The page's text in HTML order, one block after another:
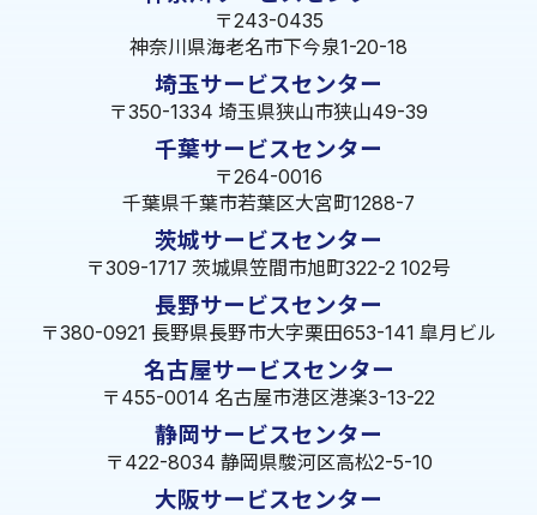
〒243-0435
神奈川県海老名市下今泉1-20-18
埼玉サービスセンター
〒350-1334 埼玉県狭山市狭山49-39
千葉サービスセンター
〒264-0016
千葉県千葉市若葉区大宮町1288-7
茨城サービスセンター
〒309-1717 茨城県笠間市旭町322-2 102号
長野サービスセンター
〒380-0921 長野県長野市大字栗田653-141 皐月ビル
名古屋サービスセンター
〒455-0014 名古屋市港区港楽3-13-22
静岡サービスセンター
〒422-8034 静岡県駿河区高松2-5-10
大阪サービスセンター